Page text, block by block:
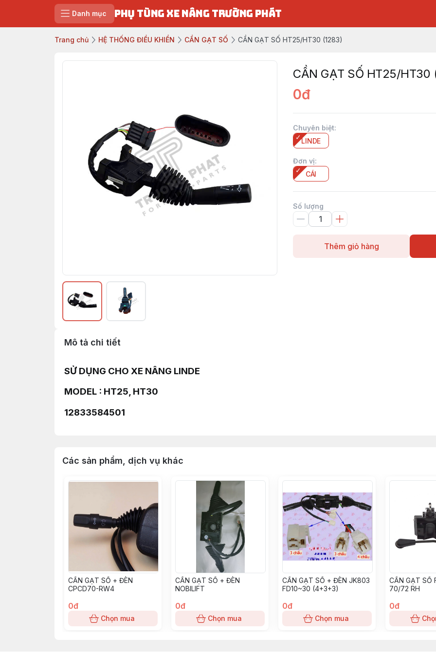
Danh mục PHỤ TÙNG XE NÂNG TRƯỜNG PHÁT
Trang chủ HỆ THỐNG ĐIỀU KHIỂN CẦN GẠT SỐ CẦN GẠT SỐ HT25/HT30 (1283)
CẦN GẠT SỐ HT25/HT30
0đ
Chuyên biệt:
LINDE
Đơn vị:
CÁI
Số lượng
Thêm giỏ hàng
Mô tả chi tiết
SỬ DỤNG CHO XE NÂNG LINDE
MODEL : HT25, HT30
12833584501
Các sản phẩm, dịch vụ khác
CẦN GẠT SỐ + ĐÈN
CPCD70-RW4
0đ
Chọn mua
CẦN GẠT SỐ + ĐÈN
NOBILIFT
0đ
Chọn mua
CẦN GẠT SỐ + ĐÈN JK803
FD10~30 (4+3+3)
0đ
Chọn mua
CẦN GẠT SỐ
70/72 RH
0đ